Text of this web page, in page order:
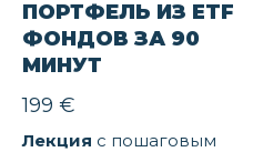
ПОРТФЕЛЬ ИЗ ETF
ФОНДОВ ЗА 90
МИНУТ
199 €
Лекция с пошаговым